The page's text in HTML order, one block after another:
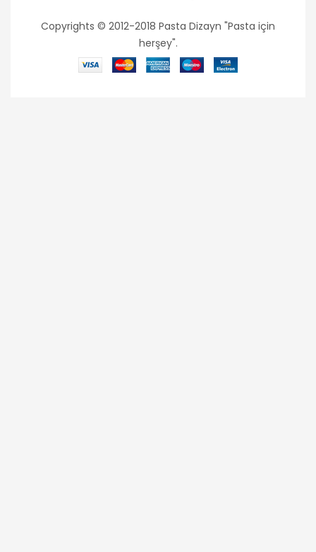
Copyrights © 2012-2018 Pasta Dizayn "Pasta için
herşey".